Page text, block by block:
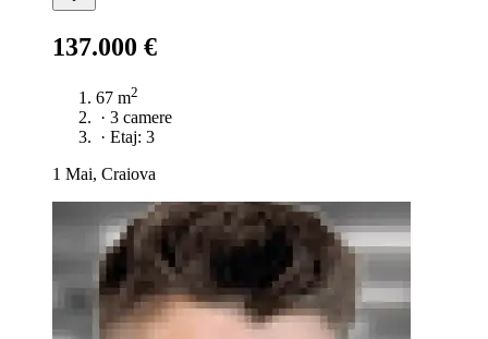
137.000 €
67 m2
· 3 camere
· Etaj: 3
1 Mai, Craiova